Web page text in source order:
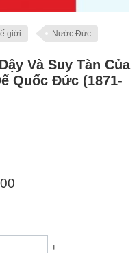
giới Nước Đức
Và Suy Tàn Của
Quốc Đức (1871-
+